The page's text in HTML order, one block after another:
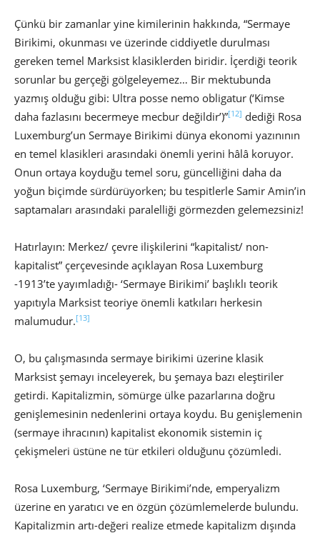
Çünkü bir zamanlar yine kimilerinin hakkında, “Sermaye
Birikimi, okunması ve üzerinde ciddiyetle durulması
gereken temel Marksist klasiklerden biridir. İçerdiği teorik
sorunlar bu gerçeği gölgeleyemez… Bir mektubunda
yazmış olduğu gibi: Ultra posse nemo obligatur (‘Kimse
daha fazlasını becermeye mecbur değildir’)”[12] dediği Rosa
Luxemburg’un Sermaye Birikimi dünya ekonomi yazınının
en temel klasikleri arasındaki önemli yerini hâlâ koruyor.
Onun ortaya koyduğu temel soru, güncelliğini daha da
yoğun biçimde sürdürüyorken; bu tespitlerle Samir Amin’in
saptamaları arasındaki paralelliği görmezden gelemezsiniz!
Hatırlayın: Merkez/ çevre ilişkilerini “kapitalist/ non-
kapitalist” çerçevesinde açıklayan Rosa Luxemburg
-1913’te yayımladığı- ‘Sermaye Birikimi’ başlıklı teorik
yapıtıyla Marksist teoriye önemli katkıları herkesin
malumudur.[13]
O, bu çalışmasında sermaye birikimi üzerine klasik
Marksist şemayı inceleyerek, bu şemaya bazı eleştiriler
getirdi. Kapitalizmin, sömürge ülke pazarlarına doğru
genişlemesinin nedenlerini ortaya koydu. Bu genişlemenin
(sermaye ihracının) kapitalist ekonomik sistemin iç
çekişmeleri üstüne ne tür etkileri olduğunu çözümledi.
Rosa Luxemburg, ‘Sermaye Birikimi’nde, emperyalizm
üzerine en yaratıcı ve en özgün çözümlemelerde bulundu.
Kapitalizmin artı-değeri realize etmede kapitalizm dışında